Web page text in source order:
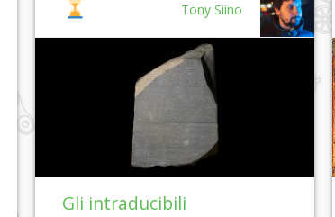
Tony Siino
Gli intraducibili